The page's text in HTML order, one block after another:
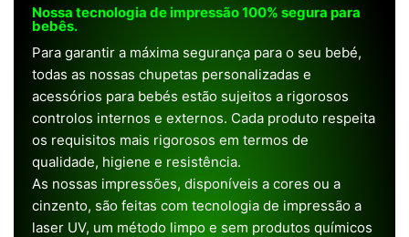
Nossa tecnologia de impressão 100% segura para
bebês.
Para garantir a máxima segurança para o seu bebé,
todas as nossas chupetas personalizadas e
acessórios para bebés estão sujeitos a rigorosos
controlos internos e externos. Cada produto respeita
os requisitos mais rigorosos em termos de
qualidade, higiene e resistência.
As nossas impressões, disponíveis a cores ou a
cinzento, são feitas com tecnologia de impressão a
laser UV, um método limpo e sem produtos químicos